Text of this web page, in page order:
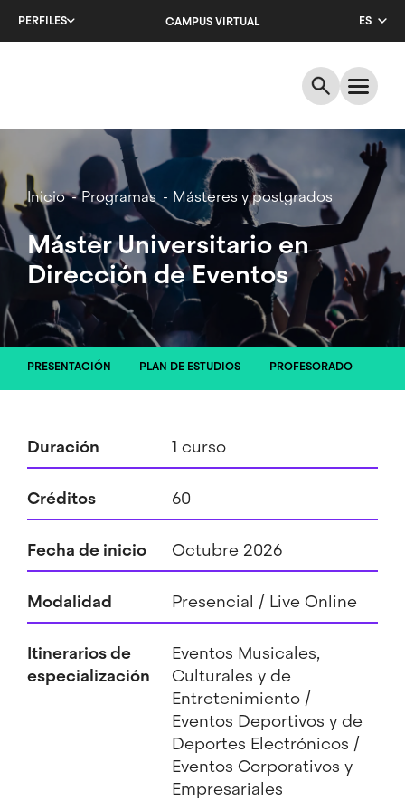
PERFILES CAMPUS VIRTUAL
ES
EN
Breadcrumb
Inicio Programas Másteres y postgrados
Máster Universitario en
Dirección de Eventos
PRESENTACIÓN PLAN DE ESTUDIOS PROFESORADO
Duración 1 curso
Créditos 60
Fecha de inicio Octubre 2026
Modalidad Presencial Live Online
Itinerarios de
especialización
Eventos Musicales,
Culturales y de
Entretenimiento /
Eventos Deportivos y de
Deportes Electrónicos /
Eventos Corporativos y
Empresariales